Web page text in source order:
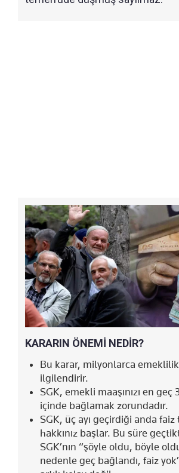
KARARIN ÖNEMİ NEDİR?
Bu karar, milyonlarca emeklilik
ilgilendirir.
SGK, emekli maaşınızı en geç
içinde bağlamak zorundadır.
SGK, üç ayı geçirdiği anda
hakkınız başlar. Bu süre
SGK’nın “şöyle oldu, böyle
nedenle geç bağlandı, faiz